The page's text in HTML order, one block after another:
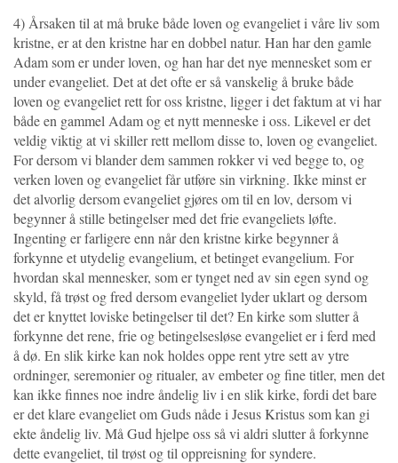
4) Årsaken til at må bruke både loven og evangeliet i våre liv som
kristne, er at den kristne har en dobbel natur. Han har den gamle
Adam som er under loven, og han har det nye mennesket som er
under evangeliet. Det at det ofte er så vanskelig å bruke både
loven og evangeliet rett for oss kristne, ligger i det faktum at vi har
både en gammel Adam og et nytt menneske i oss. Likevel er det
veldig viktig at vi skiller rett mellom disse to, loven og evangeliet.
For dersom vi blander dem sammen rokker vi ved begge to, og
verken loven og evangeliet får utføre sin virkning. Ikke minst er
det alvorlig dersom evangeliet gjøres om til en lov, dersom vi
begynner å stille betingelser med det frie evangeliets løfte.
Ingenting er farligere enn når den kristne kirke begynner å
forkynne et utydelig evangelium, et betinget evangelium. For
hvordan skal mennesker, som er tynget ned av sin egen synd og
skyld, få trøst og fred dersom evangeliet lyder uklart og dersom
det er knyttet loviske betingelser til det? En kirke som slutter å
forkynne det rene, frie og betingelsesløse evangeliet er i ferd med
å dø. En slik kirke kan nok holdes oppe rent ytre sett av ytre
ordninger, seremonier og ritualer, av embeter og fine titler, men det
kan ikke finnes noe indre åndelig liv i en slik kirke, fordi det bare
er det klare evangeliet om Guds nåde i Jesus Kristus som kan gi
ekte åndelig liv. Må Gud hjelpe oss så vi aldri slutter å forkynne
dette evangeliet, til trøst og til oppreisning for syndere.